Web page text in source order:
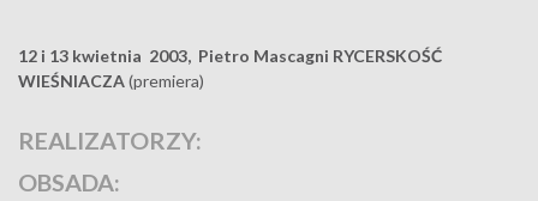
12 i 13 kwietnia 2003, Pietro Mascagni RYCERSKOŚĆ
WIEŚNIACZA(premiera)
REALIZATORZY:
OBSADA: